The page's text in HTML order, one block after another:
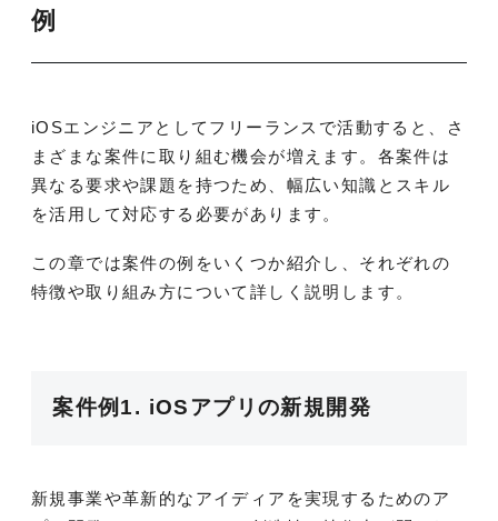
例
iOSエンジニアとしてフリーランスで活動すると、さ
まざまな案件に取り組む機会が増えます。各案件は
異なる要求や課題を持つため、幅広い知識とスキル
を活用して対応する必要があります。
この章では案件の例をいくつか紹介し、それぞれの
特徴や取り組み方について詳しく説明します。
案件例1. iOSアプリの新規開発
新規事業や革新的なアイディアを実現するためのア